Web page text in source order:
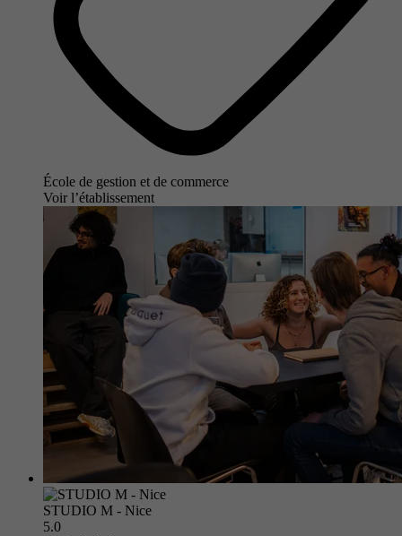
École de gestion et de commerce
Voir l’établissement
STUDIO M - Nice
5.0